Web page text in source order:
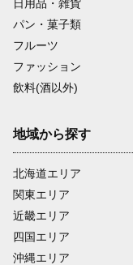
日用品・雑貨
パン・菓子類
フルーツ
ファッション
飲料(酒以外)
地域から探す
北海道エリア
関東エリア
近畿エリア
四国エリア
沖縄エリア